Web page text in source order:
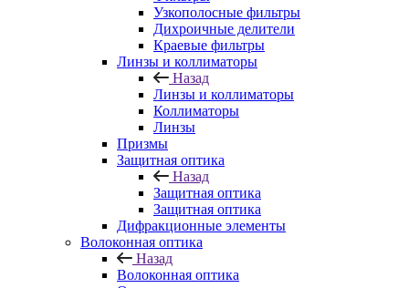
Узкополосные фильтры
Дихроичные делители
Краевые фильтры
Линзы и коллиматоры
Назад
Линзы и коллиматоры
Коллиматоры
Линзы
Призмы
Защитная оптика
Назад
Защитная оптика
Защитная оптика
Дифракционные элементы
Волоконная оптика
Назад
Волоконная оптика